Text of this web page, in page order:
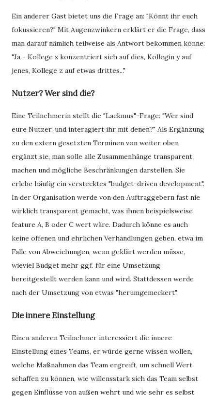
Ein anderer Gast bietet uns die Frage an: "Könnt ihr euch
fokussieren?" Mit Augenzwinkern erklärt er die Frage, dass
man darauf nämlich teilweise als Antwort bekommen könne:
"Ja - Kollege x konzentriert sich auf dies, Kollegin y auf
jenes, Kollege z auf etwas drittes..."
Nutzer? Wer sind die?
Eine Teilnehmerin stellt die "Lackmus"-Frage: "Wer sind
eure Nutzer, und interagiert ihr mit denen?" Als Ergänzung
zu den extern gesetzten Terminen von weiter oben
ergänzt sie, man solle alle Zusammenhänge transparent
machen und mögliche Beschränkungen darstellen. Sie
erlebe häufig ein verstecktes "budget-driven development".
In der Organisation werde von den Auftraggebern fast nie
wirklich transparent gemacht, was ihnen beispielsweise
feature A, B oder C wert wäre. Dadurch könne es auch
keine offenen und ehrlichen Verhandlungen geben, etwa im
Falle von Abweichungen, wenn geklärt werden müsse,
wieviel Budget mehr ggf. für eine Umsetzung
bereitgestellt werden kann und wird. Stattdessen werde
nach der Umsetzung von etwas "herumgemeckert".
Die innere Einstellung
Einen anderen Teilnehmer interessiert die innere
Einstellung eines Teams, er würde gerne wissen wollen,
welche Maßnahmen das Team ergreift, um schnell Wert
schaffen zu können, wie willensstark sich das Team selbst
gegen Einflüsse von außen wehrt und wie sehr es selbst